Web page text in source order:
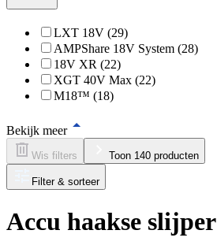
LXT 18V (29)
AMPShare 18V System (28)
18V XR (22)
XGT 40V Max (22)
M18™ (18)
Bekijk meer
Wis filters Toon 140 producten
Filter & sorteer
Accu haakse slijper